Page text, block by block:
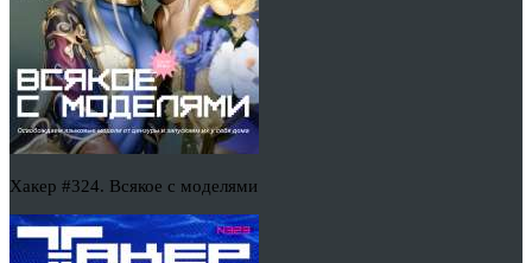
Хакер #324. Всякое с моделями